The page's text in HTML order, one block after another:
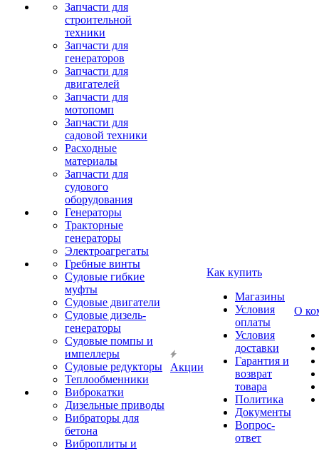
Запчасти для
строительной
техники
Запчасти для
генераторов
Запчасти для
двигателей
Запчасти для
мотопомп
Запчасти для
садовой техники
Расходные
материалы
Запчасти для
судового
оборудования
Генераторы
Тракторные
генераторы
Электроагрегаты
Гребные винты
Судовые гибкие
муфты
Судовые двигатели
Судовые дизель-
генераторы
Судовые помпы и
импеллеры
Судовые редукторы
Теплообменники
Виброкатки
Дизельные приводы
Вибраторы для
бетона
Виброплиты и
Акции
Как купить
Магазины
Условия
оплаты
Условия
доставки
Гарантия и
возврат
товара
Политика
Документы
Вопрос-
ответ
О